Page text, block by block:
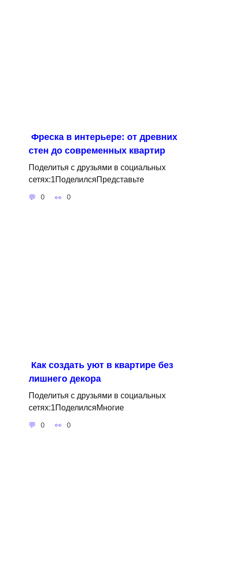
Фреска в интерьере: от древних
стен до современных квартир
Поделитья с друзьями в социальных
сетях:1ПоделилсяПредставьте
0 0
Как создать уют в квартире без
лишнего декора
Поделитья с друзьями в социальных
сетях:1ПоделилсяМногие
0 0